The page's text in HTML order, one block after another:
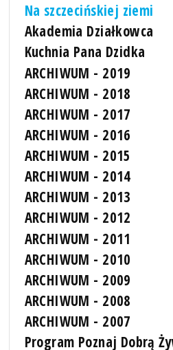
Na szczecińskiej ziemi
Akademia Działkowca
Kuchnia Pana Dzidka
ARCHIWUM - 2019
ARCHIWUM - 2018
ARCHIWUM - 2017
ARCHIWUM - 2016
ARCHIWUM - 2015
ARCHIWUM - 2014
ARCHIWUM - 2013
ARCHIWUM - 2012
ARCHIWUM - 2011
ARCHIWUM - 2010
ARCHIWUM - 2009
ARCHIWUM - 2008
ARCHIWUM - 2007
Program Poznaj Dobrą